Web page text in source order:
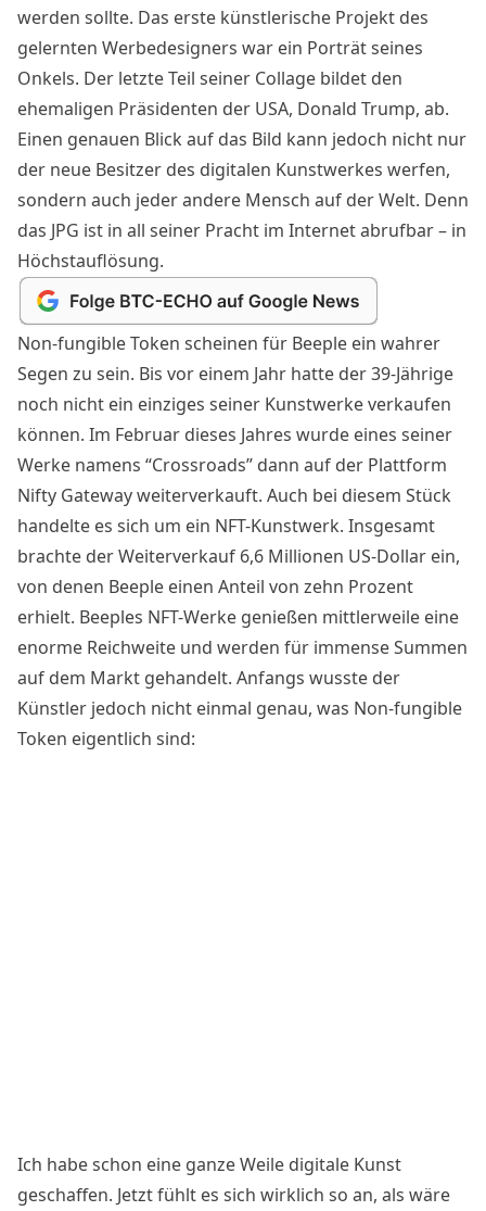
werden sollte. Das erste künstlerische Projekt des
gelernten Werbedesigners war ein Porträt seines
Onkels. Der letzte Teil seiner Collage bildet den
ehemaligen Präsidenten der USA, Donald Trump, ab.
Einen genauen Blick auf das Bild kann jedoch nicht nur
der neue Besitzer des digitalen Kunstwerkes werfen,
sondern auch jeder andere Mensch auf der Welt. Denn
das JPG ist in all seiner Pracht im Internet abrufbar – in
Höchstauflösung.
Non-fungible Token scheinen für Beeple ein wahrer
Segen zu sein. Bis vor einem Jahr hatte der 39-Jährige
noch nicht ein einziges seiner Kunstwerke verkaufen
können. Im Februar dieses Jahres wurde eines seiner
Werke namens “Crossroads” dann auf der Plattform
Nifty Gateway weiterverkauft. Auch bei diesem Stück
handelte es sich um ein NFT-Kunstwerk. Insgesamt
brachte der Weiterverkauf 6,6 Millionen US-Dollar ein,
von denen Beeple einen Anteil von zehn Prozent
erhielt. Beeples NFT-Werke genießen mittlerweile eine
enorme Reichweite und werden für immense Summen
auf dem Markt gehandelt. Anfangs wusste der
Künstler jedoch nicht einmal genau, was Non-fungible
Token eigentlich sind:
Ich habe schon eine ganze Weile digitale Kunst
geschaffen. Jetzt fühlt es sich wirklich so an, als wäre